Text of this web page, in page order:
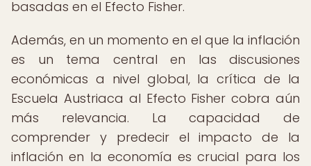
basadas en el Efecto Fisher.
Además, en un momento en el que la inflación
es un tema central en las discusiones
económicas a nivel global, la crítica de la
Escuela Austriaca al Efecto Fisher cobra aún
más relevancia. La capacidad de
comprender y predecir el impacto de la
inflación en la economía es crucial para los